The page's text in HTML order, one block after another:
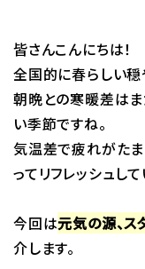
皆さんこんにちは！
全国的に春らしい穏
朝晩との寒暖差は
い季節ですね。
気温差で疲れがたま
ってリフレッシュして
今回は元気の源、ス
介します。